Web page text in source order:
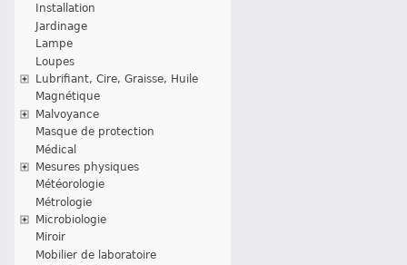
Installation
Jardinage
Lampe
Loupes
Lubrifiant, Cire, Graisse, Huile
Magnétique
Malvoyance
Masque de protection
Médical
Mesures physiques
Météorologie
Métrologie
Microbiologie
Miroir
Mobilier de laboratoire